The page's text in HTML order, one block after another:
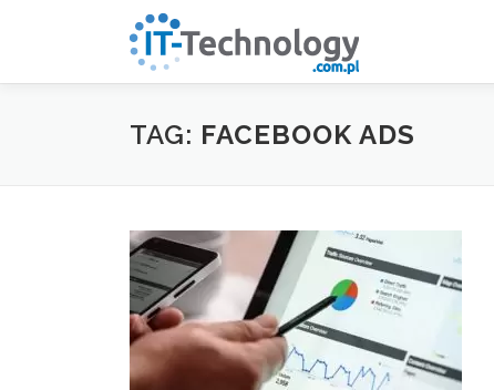
TAG: FACEBOOK ADS